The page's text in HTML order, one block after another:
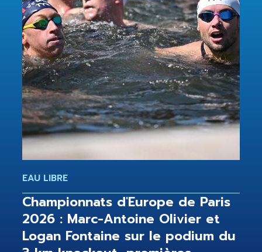
EAU LIBRE
Championnats d'Europe de Paris
2026 : Marc-Antoine Olivier et
Logan Fontaine sur le podium du